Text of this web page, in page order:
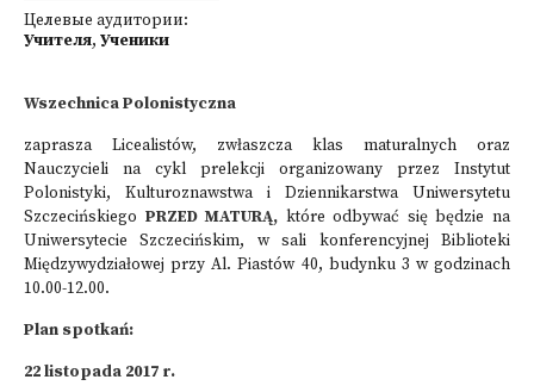
Целевые аудитории:
Учителя, Ученики
Wszechnica Polonistyczna
zaprasza Licealistów, zwłaszcza klas maturalnych oraz
Nauczycieli na cykl prelekcji organizowany przez Instytut
Polonistyki, Kulturoznawstwa i Dziennikarstwa Uniwersytetu
Szczecińskiego PRZED MATURĄ, które odbywać się będzie na
Uniwersytecie Szczecińskim, w sali konferencyjnej Biblioteki
Międzywydziałowej przy Al. Piastów 40, budynku 3 w godzinach
10.00-12.00.
Plan spotkań:
22 listopada 2017 r.